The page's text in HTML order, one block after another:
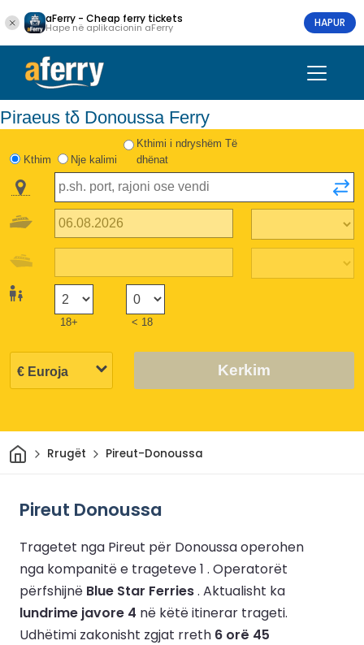
aFerry - Cheap ferry tickets
Hape në aplikacionin aFerry HAPUR
Piraeus tδ Donoussa Ferry
Kthim Nje kalimi
Kthimi i ndryshëm Të
dhënat
18+ < 18
Kerkim
ShtëpiRrugët Pireut-Donoussa
Pireut Donoussa
Tragetet nga Pireut për Donoussa operohen
nga kompanitë e trageteve 1 . Operatorët
përfshijnë Blue Star Ferries. Aktualisht ka
lundrime javore 4 në këtë itinerar trageti.
Udhëtimi zakonisht zgjat rreth 6 orë 45